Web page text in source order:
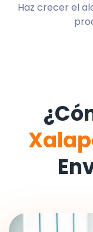
Haz crecer el